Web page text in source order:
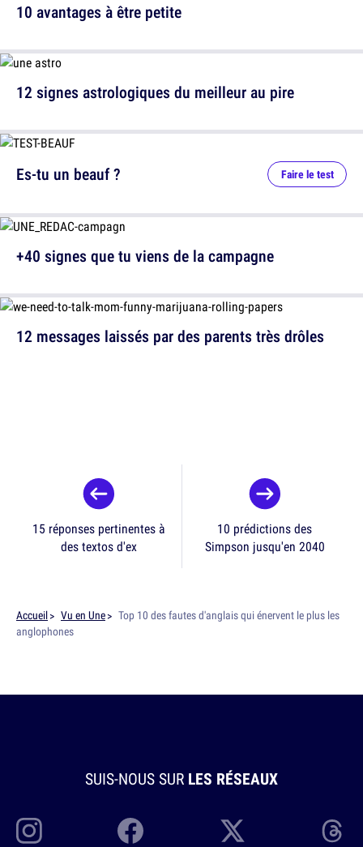
10 avantages à être petite
12 signes astrologiques du meilleur au pire
12 messages laissés par des parents très drôles
Es-tu un beauf ? Faire le test
+40 signes que tu viens de la campagne
15 réponses pertinentes à
des textos d'ex
10 prédictions des
Simpson jusqu'en 2040
Accueil Vu en Une
Top 10 des fautes d'anglais qui énervent le plus les
anglophones
SUIS-NOUS SUR LES RÉSEAUX